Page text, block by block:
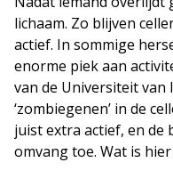
lichaam. Zo blijven
actief. In sommige
enorme piek aan
van de Universiteit van
‘zombiegenen’ in de
juist extra actief, en de
omvang toe. Wat is